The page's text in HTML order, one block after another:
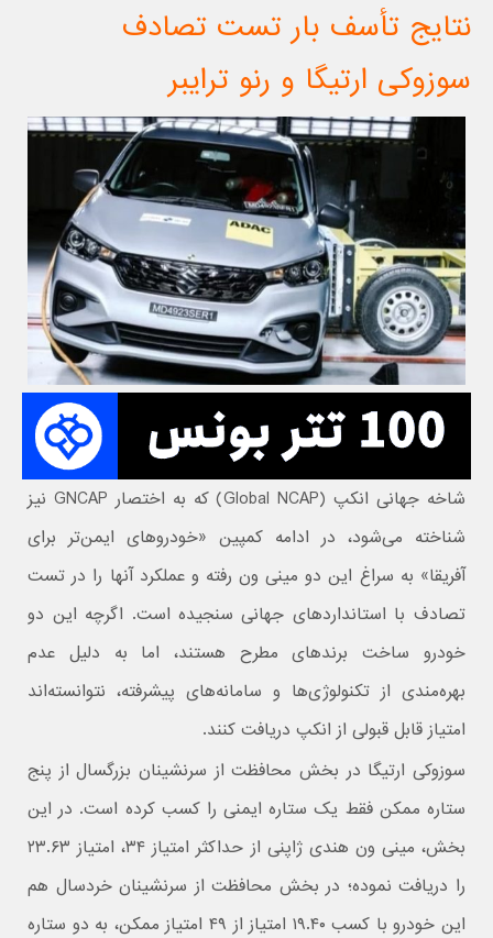
نتایج تأسف بار تست تصادف
سوزوکی ارتیگا و رنو ترایبر
شاخه جهانی انکپ (Global NCAP) که به اختصار GNCAP نیز
شناخته می‌شود، در ادامه کمپین «خودروهای ایمن‌تر برای
آفریقا» به سراغ این دو مینی ون رفته و عملکرد آنها را در تست
تصادف با استانداردهای جهانی سنجیده است. اگرچه این دو
خودرو ساخت برندهای مطرح هستند، اما به دلیل عدم
بهره‌مندی از تکنولوژی‌ها و سامانه‌های پیشرفته، نتوانسته‌اند
امتیاز قابل قبولی از انکپ دریافت کنند.
سوزوکی ارتیگا در بخش محافظت از سرنشینان بزرگسال از پنج
ستاره ممکن فقط یک ستاره ایمنی را کسب کرده است. در این
بخش، مینی ون هندی ژاپنی از حداکثر امتیاز ۳۴، امتیاز ۲۳.۶۳
را دریافت نموده؛ در بخش محافظت از سرنشینان خردسال هم
این خودرو با کسب ۱۹.۴۰ امتیاز از ۴۹ امتیاز ممکن، به دو ستاره